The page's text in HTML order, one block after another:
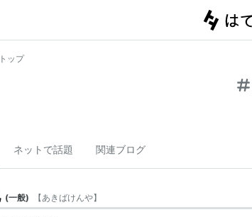
ップ
ネットで話題 関連ブログ
(一般) 【あきばけんや】